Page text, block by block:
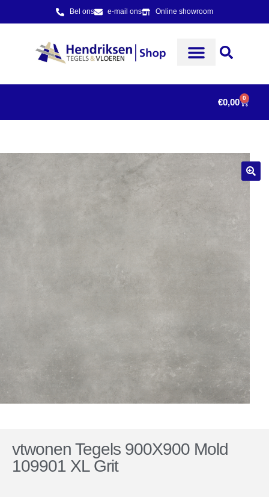
Bel ons e-mail ons Online showroom
€0,00 0
vtwonen Tegels 900X900 Mold
109901 XL Grit